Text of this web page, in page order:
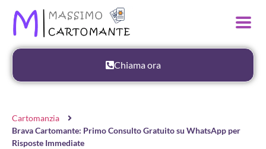
Chiama ora
Cartomanzia
Brava Cartomante: Primo Consulto Gratuito su WhatsApp per
Risposte Immediate